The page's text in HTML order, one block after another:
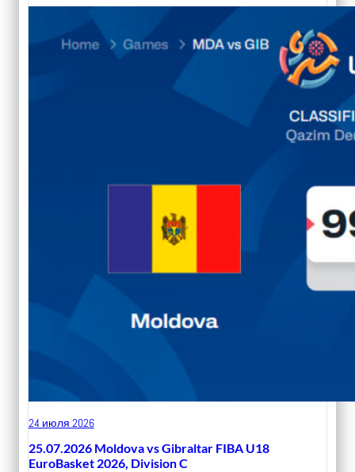
24 июля 2026
25.07.2026 Moldova vs Gibraltar FIBA U18
EuroBasket 2026, Division C